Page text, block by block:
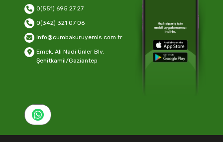
0(551) 695 27 27
0(342) 321 07 06
info@cumbakuruyemis.com.tr
Emek, Ali Nadi Ünler Blv.
Şehitkamil/Gaziantep